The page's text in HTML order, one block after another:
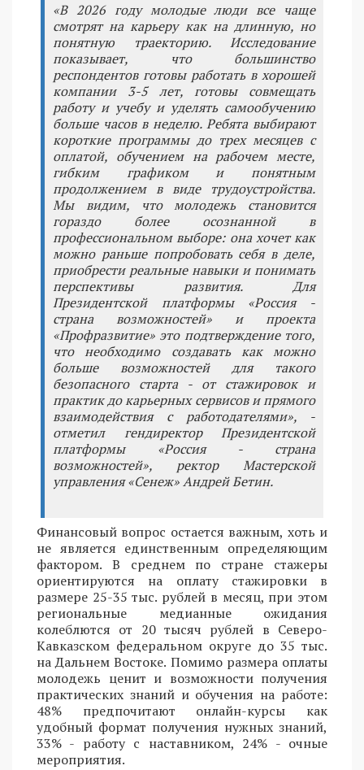
«В 2026 году молодые люди все чаще
смотрят на карьеру как на длинную, но
понятную траекторию. Исследование
показывает, что большинство
респондентов готовы работать в хорошей
компании 3-5 лет, готовы совмещать
работу и учебу и уделять самообучению
больше часов в неделю. Ребята выбирают
короткие программы до трех месяцев с
оплатой, обучением на рабочем месте,
гибким графиком и понятным
продолжением в виде трудоустройства.
Мы видим, что молодежь становится
гораздо более осознанной в
профессиональном выборе: она хочет как
можно раньше попробовать себя в деле,
приобрести реальные навыки и понимать
перспективы развития. Для
Президентской платформы «Россия -
страна возможностей» и проекта
«Профразвитие» это подтверждение того,
что необходимо создавать как можно
больше возможностей для такого
безопасного старта - от стажировок и
практик до карьерных сервисов и прямого
взаимодействия с работодателями», -
отметил гендиректор Президентской
платформы «Россия - страна
возможностей», ректор Мастерской
управления «Сенеж» Андрей Бетин.
Финансовый вопрос остается важным, хоть и
не является единственным определяющим
фактором. В среднем по стране стажеры
ориентируются на оплату стажировки в
размере 25-35 тыс. рублей в месяц, при этом
региональные медианные ожидания
колеблются от 20 тысяч рублей в Северо-
Кавказском федеральном округе до 35 тыс.
на Дальнем Востоке. Помимо размера оплаты
молодежь ценит и возможности получения
практических знаний и обучения на работе:
48% предпочитают онлайн-курсы как
удобный формат получения нужных знаний,
33% - работу с наставником, 24% - очные
мероприятия.